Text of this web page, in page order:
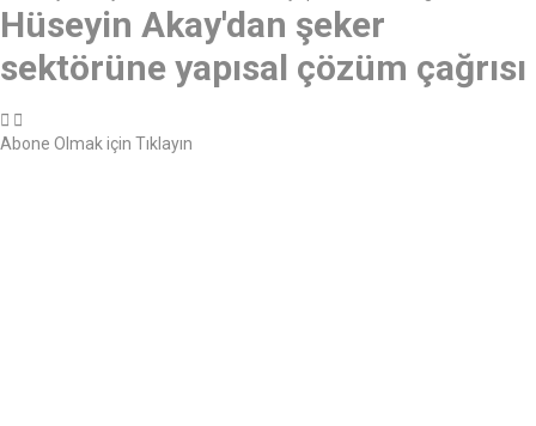
Hüseyin Akay'dan şeker
sektörüne yapısal çözüm çağrısı
Abone Olmak için Tıklayın